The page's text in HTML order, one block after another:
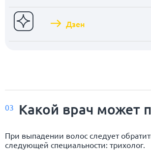
Дзен
03 Какой врач может
При выпадении волос следует
следующей специальности: трихолог.